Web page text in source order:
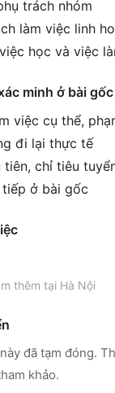
trách nhóm
làm việc linh
học và việc
minh ở bài gốc
việc cụ thể,
đi lại thực tế
tiên, chỉ tiêu
ở bài gốc
thêm tại Hà Nội
đã tạm đóng.
khảo.